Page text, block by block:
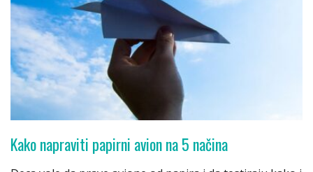
Kako napraviti papirni avion na 5 načina